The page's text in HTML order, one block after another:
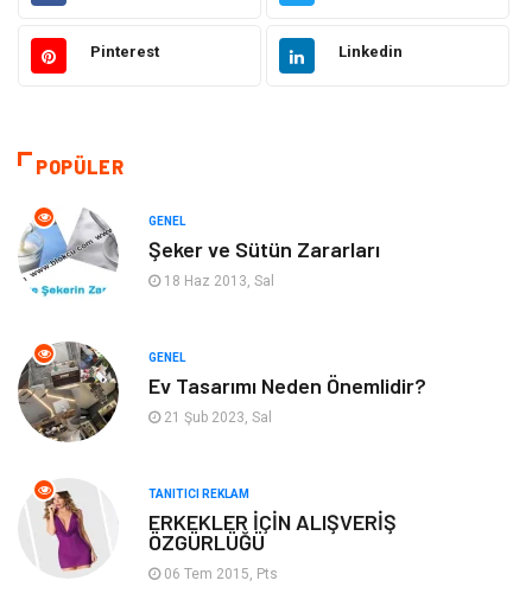
Güzellik & Bakım Moda
Giyim
Otomotiv
Gıda
Gayrimenkul
Anne & Çocuk Müzik
Tatil Genel Kültür
Emlak
Pinterest Linkedin
POPÜLER
GENEL
Şeker ve Sütün Zararları
18 Haz 2013, Sal
GENEL
Ev Tasarımı Neden Önemlidir?
21 Şub 2023, Sal
TANITICI REKLAM
ERKEKLER İÇİN ALIŞVERİŞ
ÖZGÜRLÜĞÜ
06 Tem 2015, Pts